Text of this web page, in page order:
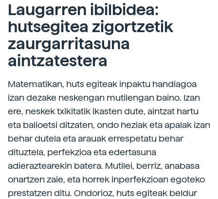
Laugarren ibilbidea:
hutsegitea zigortzetik
zaurgarritasuna
aintzatestera
Matematikan, huts egiteak inpaktu handiagoa
izan dezake neskengan mutilengan baino. Izan
ere, neskek txikitatik ikasten dute, aintzat hartu
eta balioetsi ditzaten, ondo heziak eta apalak izan
behar dutela eta arauak errespetatu behar
dituztela, perfekzioa eta edertasuna
adieraztearekin batera. Mutilei, berriz, anabasa
onartzen zaie, eta horrek inperfekzioan egoteko
prestatzen ditu. Ondorioz, huts egiteak beldur